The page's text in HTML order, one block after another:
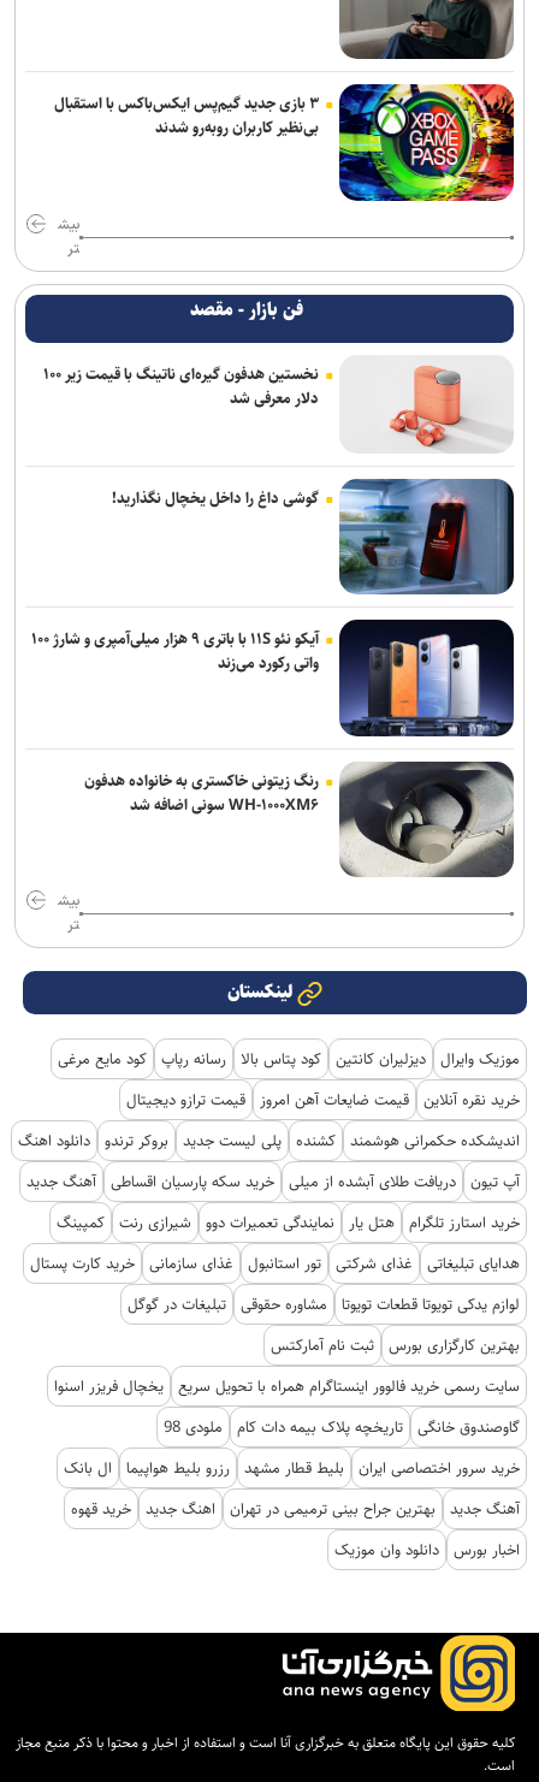
۳ بازی جدید گیم‌پس ایکس‌باکس با استقبال
بی‌نظیر کاربران روبه‌رو شدند
بیش
تر
فن بازار - مقصد
نخستین هدفون گیره‌ای ناتینگ با قیمت زیر ۱۰۰
دلار معرفی شد
گوشی داغ را داخل یخچال نگذارید!
آیکو نئو ۱۱S با باتری ۹ هزار میلی‌آمپری و شارژ ۱۰۰
واتی رکورد می‌زند
رنگ زیتونی خاکستری به خانواده هدفون
WH-۱۰۰۰XM۶ سونی اضافه شد
بیش
تر
لینکستان
موزیک وایرال دیزلیران کانتین کود پتاس بالا رسانه رپاپ کود مایع مرغی
خرید نقره آنلاین قیمت ضایعات آهن امروز
قیمت ترازو دیجیتال
اندیشکده حکمرانی هوشمند کشنده پلی لیست جدید بروکر ترندو دانلود اهنگ
آپ تیون دریافت طلای آبشده از میلی خرید سکه پارسیان اقساطی آهنگ جدید
خرید استارز تلگرام هتل یار نمایندگی تعمیرات دوو شیرازی رنت کمپینگ
هدایای تبلیغاتی
غذای شرکتی تور استانبول غذای سازمانی خرید کارت پستال
لوازم یدکی تویوتا قطعات تویوتا
مشاوره حقوقی تبلیغات در گوگل
بهترین کارگزاری بورس ثبت نام آمارکتس
سایت رسمی خرید فالوور اینستاگرام همراه با تحویل سریع یخچال فریزر اسنوا
گاوصندوق خانگی تاریخچه پلاک بیمه دات کام
ملودی 98
خرید سرور اختصاصی ایران
بلیط قطار مشهد رزرو بلیط هواپیما
ال بانک
آهنگ جدید
بهترین جراح بینی ترمیمی در تهران اهنگ جدید خرید قهوه
اخبار بورس دانلود وان موزیک
کلیه حقوق این پایگاه متعلق به خبرگزاری آنا است و استفاده از اخبار و محتوا با ذکر منبع مجاز
است.